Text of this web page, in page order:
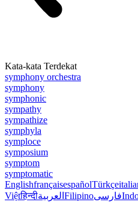
Kata-kata Terdekat
symphony orchestra
symphony
symphonic
sympathy
sympathize
symphyla
symploce
symposium
symptom
symptomatic
EnglishfrançaisespañolTürkçe
Việtहिन्दीالعربية Filipinoفارسی